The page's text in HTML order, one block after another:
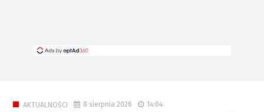
AKTUALNOŚCI 8 sierpnia 2026 14:04